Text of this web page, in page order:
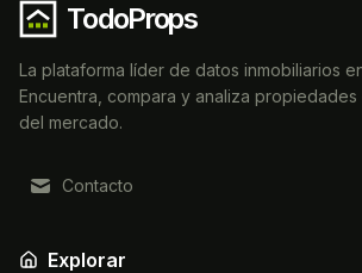
TodoProps
La plataforma líder de datos inmobiliarios
Encuentra, compara y analiza
del mercado.
Contacto
Explorar